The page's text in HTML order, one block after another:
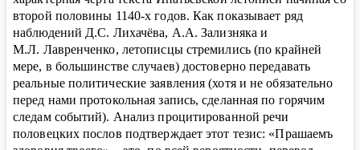
второй половины 1140‑х годов. Как показывает ряд
наблюдений Д.С. Лихачёва, А.А. Зализняка и
М.Л. Лавренченко, летописцы стремились (по крайней
мере, в большинстве случаев) достоверно передавать
реальные политические заявления (хотя и не обязательно
перед нами протокольная запись, сделанная по горячим
следам событий). Анализ процитированной речи
половецких послов подтверждает этот тезис: «Прашаемъ